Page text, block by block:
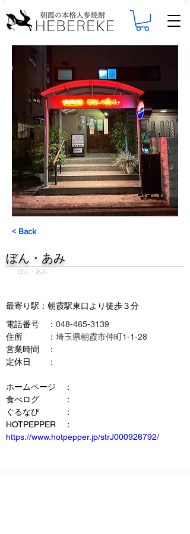
< Back
ぼん・あみ
ぼん・あみ
最寄り駅：朝霞駅東口より徒歩３分
電話番号　： 048-465-3139
住所　　　： 埼玉県朝霞市仲町1-1-28
営業時間　：
定休日　　：
ホームページ　：
食べログ　　　：
ぐるなび　　　：
HOTPEPPER　：
https://www.hotpepper.jp/strJ000926792/